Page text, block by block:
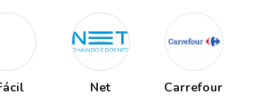
Net
Carrefour